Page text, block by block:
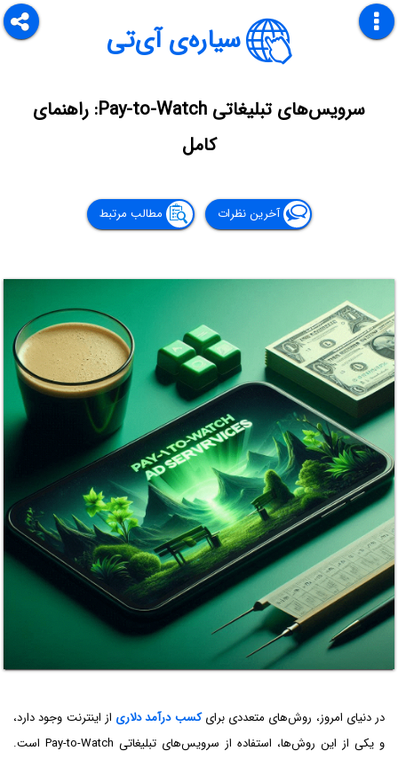
سیاره‌ی آی‌تی
سرویس‌های تبلیغاتی Pay-to-Watch: راهنمای
کامل
آخرین نظرات مطالب مرتبط
در دنیای امروز، روش‌های متعددی برایکسب درآمد دلاری از اینترنت وجود دارد،
و یکی از این روش‌ها، استفاده از سرویس‌های تبلیغاتی Pay-to-Watch است.